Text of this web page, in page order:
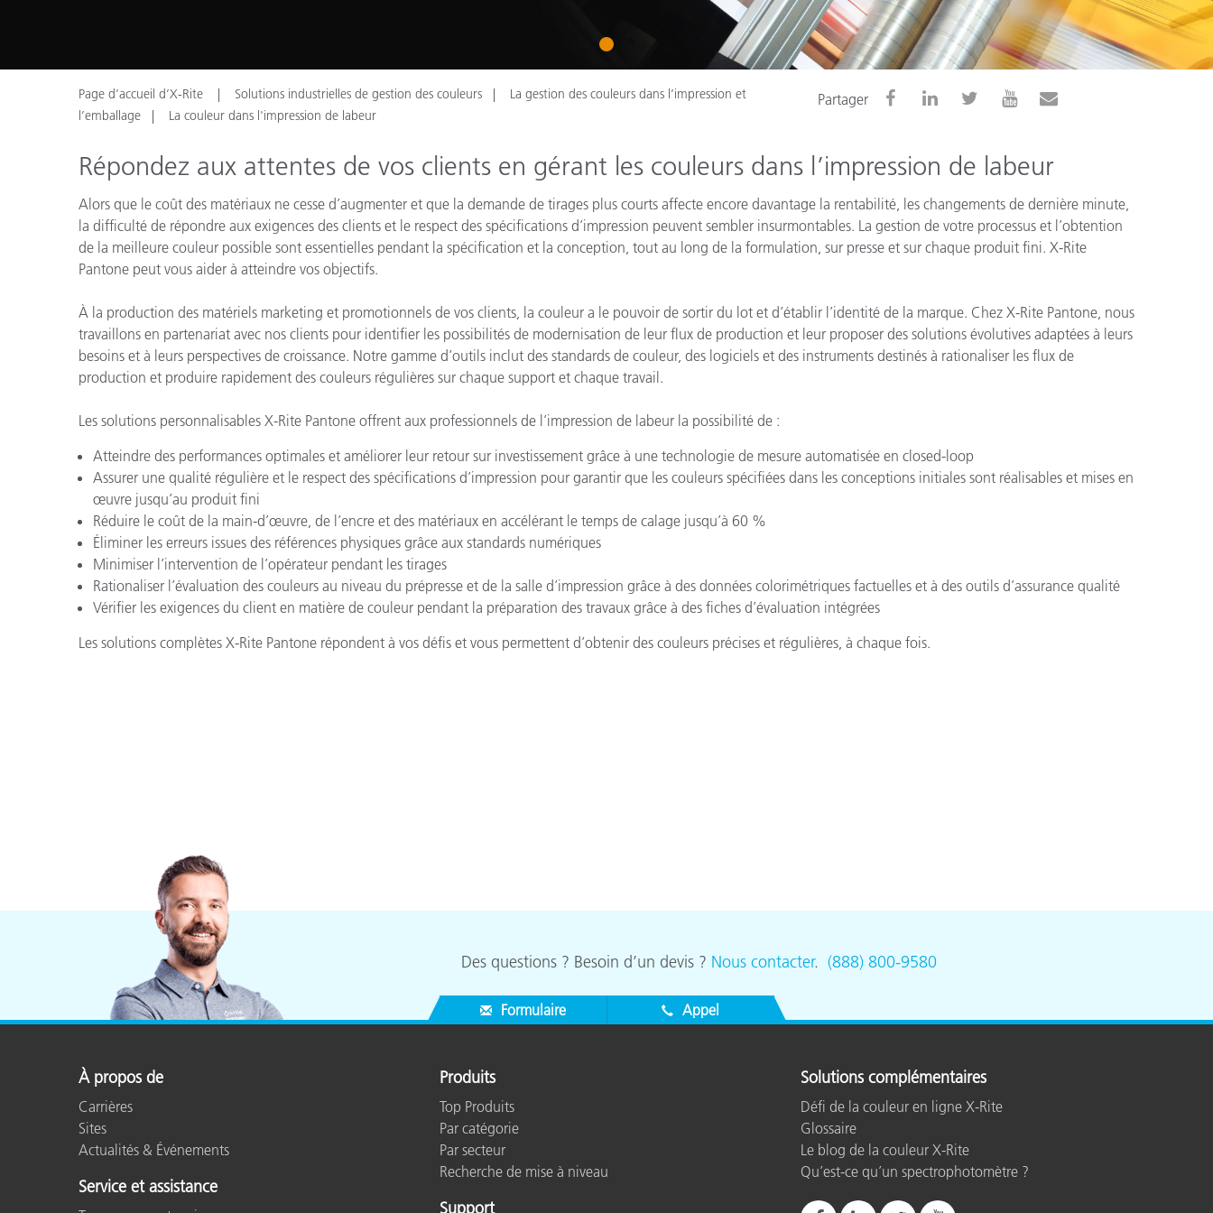
Matériaux de Construction
1
Page d’accueil d’X-Rite Solutions industrielles de gestion des couleurs
La gestion des couleurs dans l’impression et
l’emballage
La couleur dans l'impression de labeur
Partager
Répondez aux attentes de vos clients en gérant les couleurs dans l’impression de labeur
Alors que le coût des matériaux ne cesse d’augmenter et que la demande de tirages plus courts affecte encore davantage la rentabilité, les changements de dernière minute,
la difficulté de répondre aux exigences des clients et le respect des spécifications d’impression peuvent sembler insurmontables. La gestion de votre processus et l’obtention
de la meilleure couleur possible sont essentielles pendant la spécification et la conception, tout au long de la formulation, sur presse et sur chaque produit fini. X-Rite
Pantone peut vous aider à atteindre vos objectifs.
À la production des matériels marketing et promotionnels de vos clients, la couleur a le pouvoir de sortir du lot et d’établir l’identité de la marque. Chez X-Rite Pantone, nous
travaillons en partenariat avec nos clients pour identifier les possibilités de modernisation de leur flux de production et leur proposer des solutions évolutives adaptées à leurs
besoins et à leurs perspectives de croissance. Notre gamme d’outils inclut des standards de couleur, des logiciels et des instruments destinés à rationaliser les flux de
production et produire rapidement des couleurs régulières sur chaque support et chaque travail.
Les solutions personnalisables X-Rite Pantone offrent aux professionnels de l’impression de labeur la possibilité de :
Atteindre des performances optimales et améliorer leur retour sur investissement grâce à une technologie de mesure automatisée en closed-loop
Assurer une qualité régulière et le respect des spécifications d’impression pour garantir que les couleurs spécifiées dans les conceptions initiales sont réalisables et mises en
œuvre jusqu’au produit fini
Réduire le coût de la main-d’œuvre, de l’encre et des matériaux en accélérant le temps de calage jusqu’à 60 %
Éliminer les erreurs issues des références physiques grâce aux standards numériques
Minimiser l’intervention de l’opérateur pendant les tirages
Rationaliser l’évaluation des couleurs au niveau du prépresse et de la salle d’impression grâce à des données colorimétriques factuelles et à des outils d’assurance qualité
Vérifier les exigences du client en matière de couleur pendant la préparation des travaux grâce à des fiches d’évaluation intégrées
Les solutions complètes X-Rite Pantone répondent à vos défis et vous permettent d’obtenir des couleurs précises et régulières, à chaque fois.
Des questions ? Besoin d’un devis ? Nous contacter. (888) 800-9580
Formulaire Appel
À propos de
Carrières
Sites
Actualités & Événements
Service et assistance
Produits
Top Produits
Par catégorie
Par secteur
Recherche de mise à niveau
Support
Solutions complémentaires
Défi de la couleur en ligne X-Rite
Glossaire
Le blog de la couleur X-Rite
Qu’est-ce qu’un spectrophotomètre ?